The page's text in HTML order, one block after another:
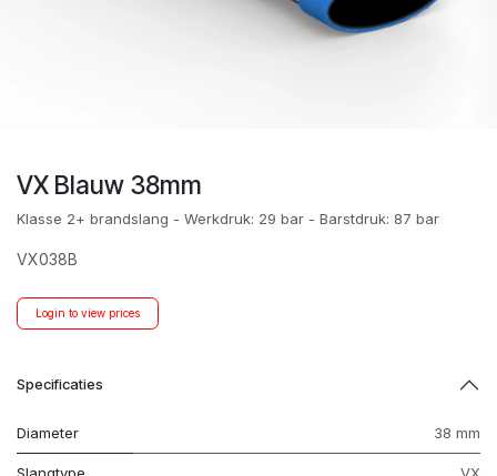
VX Blauw 38mm
Klasse 2+ brandslang - Werkdruk: 29 bar - Barstdruk: 87 bar
VX038B
Login to view prices
Specificaties
Diameter 38 mm
Slangtype VX